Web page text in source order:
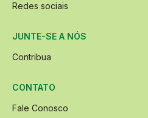
Redes sociais
JUNTE-SE A NÓS
Contribua
CONTATO
Fale Conosco